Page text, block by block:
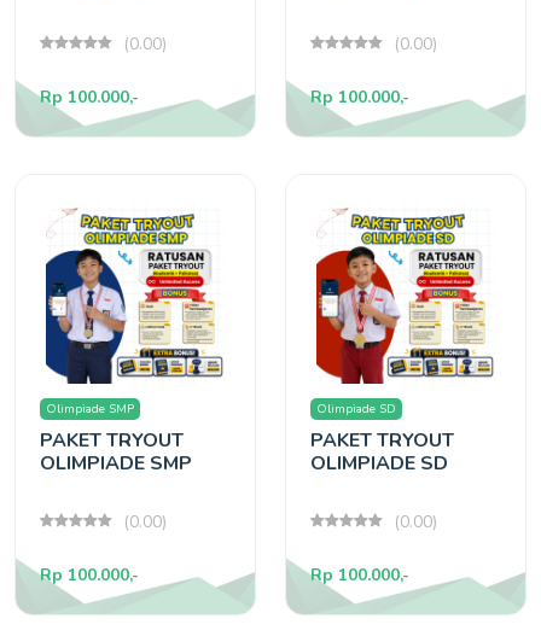
(0.00)
Rp 100.000,-
(0.00)
Rp 100.000,-
Olimpiade SMP
PAKET TRYOUT
OLIMPIADE SMP
(0.00)
Rp 100.000,-
Olimpiade SD
PAKET TRYOUT
OLIMPIADE SD
(0.00)
Rp 100.000,-